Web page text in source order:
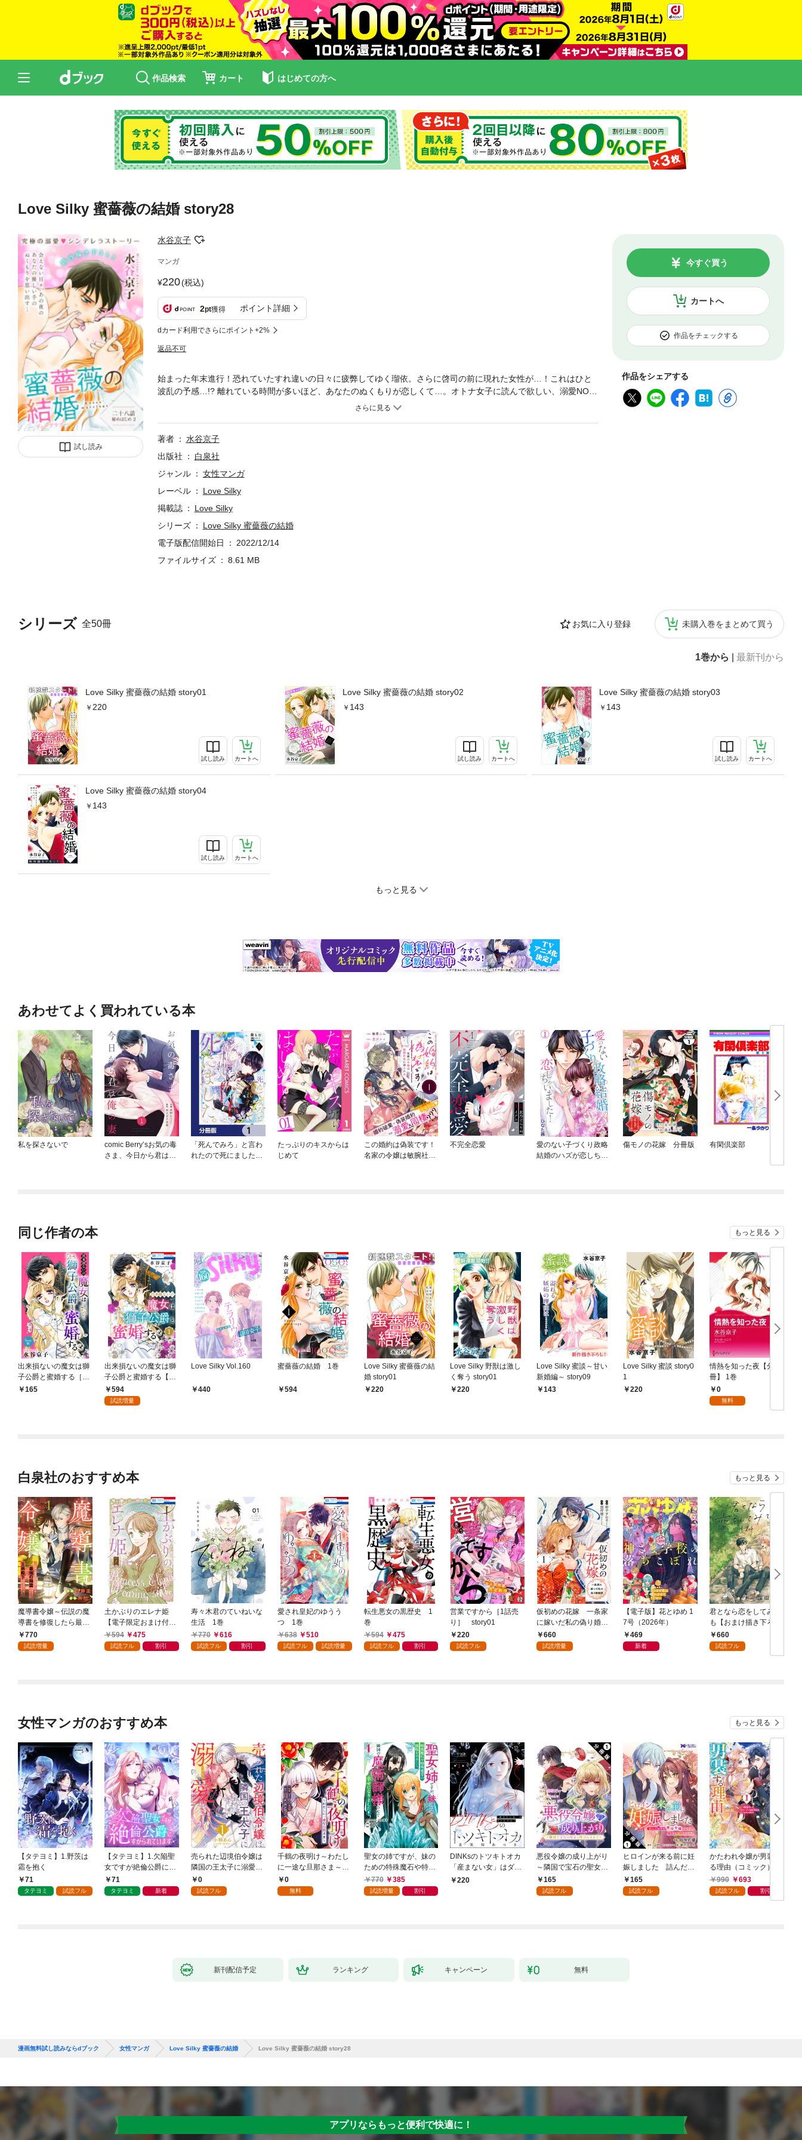
作品検索 カート はじめての方へ
Love Silky 蜜薔薇の結婚 story28
試し読み
水谷京子
マンガ
220(税込)
2pt獲得 ポイント詳細
dカード利用でさらにポイント+2%
返品不可
カートへ
今すぐ買う
作品をチェックする
作品をシェアする
シリーズ 全50冊 お気に入り登録 未購入巻をまとめて買う
1巻から 最新刊から
Love Silky 蜜薔薇の結婚 story01
220
試し読み カートへ
Love Silky 蜜薔薇の結婚 story02
143
試し読み カートへ
Love Silky 蜜薔薇の結婚 story03
143
試し読み カートへ
Love Silky 蜜薔薇の結婚 story04
143
試し読み カートへ
もっと見る
始まった年末進行！恐れていたすれ違いの日々に疲弊してゆく瑠依。さらに啓司の前に現れた女性が…！これはひと
波乱の予感…!? 離れている時間が多いほど、あなたのぬくもりが恋しくて…。オトナ女子に読んで欲しい、溺愛NO.1
シンデレララブストーリー！ 単話売りにはおまけ1Pが付きます！(計51P)(この作品はウェブ・マガジン：Love Silky
著者
水谷京子
出版社
白泉社
ジャンル
女性マンガ
レーベル
Love Silky
掲載誌
Love Silky
シリーズ
Love Silky 蜜薔薇の結婚
電子版配信開始日
2022/12/14
ファイルサイズ
8.61 MB
あわせてよく買われている本
私を探さないで
comic Berry’sお気の毒
さま、今日から君は俺
「死んでみろ」と言わ
れたので死にました。
たっぷりのキスからは
じめて
この婚約は偽装です！
名家の令嬢は敏腕社長
不完全恋愛
愛のない子づくり政略
結婚のハズが恋しちゃ
傷モノの花嫁 分冊版 有閑倶楽部
同じ作者の本 もっと見る
出来損ないの魔女は獅
子公爵と蜜婚する［ば
ら売り］ 第1話
165
出来損ないの魔女は獅
子公爵と蜜婚する【お
まけ描き下ろし付き】
1巻
594
試読増量
Love Silky Vol.160
440
蜜薔薇の結婚 1巻
594
Love Silky 蜜薔薇の結
婚 story01
220
Love Silky 野獣は激し
く奪う story01
220
Love Silky 蜜談～甘い
新婚編～ story09
143
Love Silky 蜜談 story0
1
220
情熱を知った夜【分
冊】 1巻
0
無料
白泉社のおすすめ本 もっと見る
魔導書令嬢～伝説の魔
導書を修復したら最強
の精霊が味方になりま
した（クールな王弟殿
770
試読増量
土かぶりのエレナ姫
【電子限定おまけ付
き】 1巻
594 475
試読フル 割引
寿々木君のていねいな
生活 1巻
770
616
試読フル 割引
愛され皇妃のゆうう
つ 1巻
638
510
試読フル 試読増量
転生悪女の黒歴史 1
巻
594
475
試読フル 割引
営業ですから［1話売
り］ story01
220
試読フル
仮初めの花嫁 一条家
に嫁いだ私の偽り婚姻
譚【おまけ描き下ろし
付き】 1巻
660
試読増量
【電子版】花とゆめ 1
7号（2026年）
469
新着
君となら恋をしてみて
も【おまけ描き下ろし
付き】 1巻
660
試読フル
女性マンガのおすすめ本 もっと見る
【タテヨミ】1.野茨は
霜を抱く
71
タテヨミ 試読フル
【タテヨミ】1.欠陥聖
女ですが絶倫公爵にす
がられています
71
タテヨミ 新着
売られた辺境伯令嬢は
隣国の王太子に溺愛さ
れる 1
0
試読フル
千鶴の夜明け～わたし
に一途な旦那さま～
【分冊版】 1話「北条
家の生贄（１）」
0
無料
聖女の姉ですが、妹の
ための特殊魔石や特殊
薬草の採取をやめた
ら、隣国の魔術師様の
770 385
試読増量 割引
DINKsのトツキトオカ
「産まない女」はダメ
ですか？（分冊版）
220
悪役令嬢の成り上がり
～隣国で宝石の聖女と
呼ばれるまで～（コミ
ック） 分冊版 1
165
試読フル
ヒロインが来る前に妊
娠しました 詰んだは
ずの悪役令嬢ですが、
どうやら違うようです
165
試読フル
かたわれ令嬢が男装す
る理由（コミック） 1
990
693
試読フル 割引
新刊配信予定 ランキング キャンペーン 無料
漫画無料試し読みならdブック 女性マンガ Love Silky 蜜薔薇の結婚 Love Silky 蜜薔薇の結婚 story28
アプリならもっと便利で快適に！